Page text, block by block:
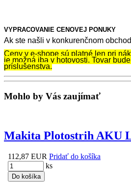
VYPRACOVANIE CENOVEJ PONUKY
Ak ste našli v konkurenčnom
Ceny v e-shope sú platné len pri
je možná iba v hotovosti. Tovar
príslušenstva.
Mohlo by Vás zaujímať
Makita Plotostrih AKU
112,87 EUR Pridať do košíka
ks
Do košíka